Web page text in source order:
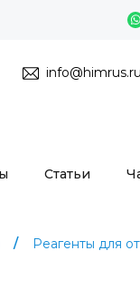
info@himrus.ru
Статьи
Реагенты для